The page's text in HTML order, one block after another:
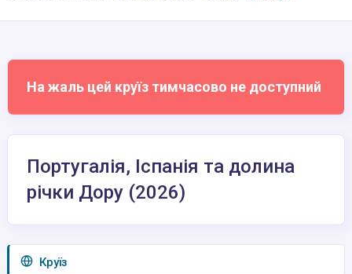
На жаль цей круїз тимчасово не доступний
Португалія, Іспанія та долина
річки Дору (2026)
Круїз